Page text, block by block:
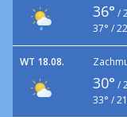
36° /
37° /
WT 18.08.
30° /
33° /